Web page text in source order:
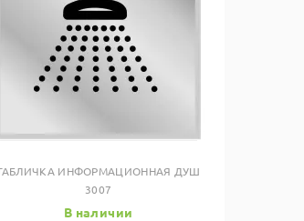
ИНФОРМАЦИОННАЯ ДУШ
3007
В наличии